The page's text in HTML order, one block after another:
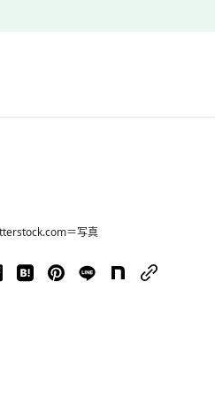
＝写真